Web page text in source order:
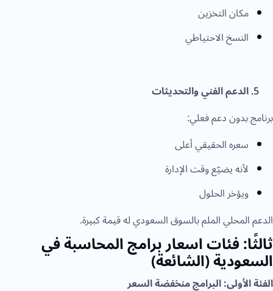
مكان التخزين
النسخ الاحتياطي
الدعم الفني والتحديثات
برنامج بدون دعم فعلي:
سعره الحقيقي أعلى
لأنه يضيّع وقت الإدارة
ويؤخر الحلول
الدعم المحلي الملم بالسوق السعودي له قيمة كبيرة.
ثالثًا: فئات اسعار برامج المحاسبة في
السعودية (الشائعة)
الفئة الأولى: البرامج منخفضة السعر